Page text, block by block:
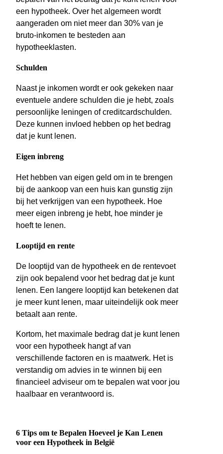
een hypotheek. Over het algemeen wordt
aangeraden om niet meer dan 30% van je
bruto-inkomen te besteden aan
hypotheeklasten.
Schulden
Naast je inkomen wordt er ook gekeken naar
eventuele andere schulden die je hebt, zoals
persoonlijke leningen of creditcardschulden.
Deze kunnen invloed hebben op het bedrag
dat je kunt lenen.
Eigen inbreng
Het hebben van eigen geld om in te brengen
bij de aankoop van een huis kan gunstig zijn
bij het verkrijgen van een hypotheek. Hoe
meer eigen inbreng je hebt, hoe minder je
hoeft te lenen.
Looptijd en rente
De looptijd van de hypotheek en de rentevoet
zijn ook bepalend voor het bedrag dat je kunt
lenen. Een langere looptijd kan betekenen dat
je meer kunt lenen, maar uiteindelijk ook meer
betaalt aan rente.
Kortom, het maximale bedrag dat je kunt lenen
voor een hypotheek hangt af van
verschillende factoren en is maatwerk. Het is
verstandig om advies in te winnen bij een
financieel adviseur om te bepalen wat voor jou
haalbaar en verantwoord is.
6 Tips om te Bepalen Hoeveel je Kan Lenen
voor een Hypotheek in België